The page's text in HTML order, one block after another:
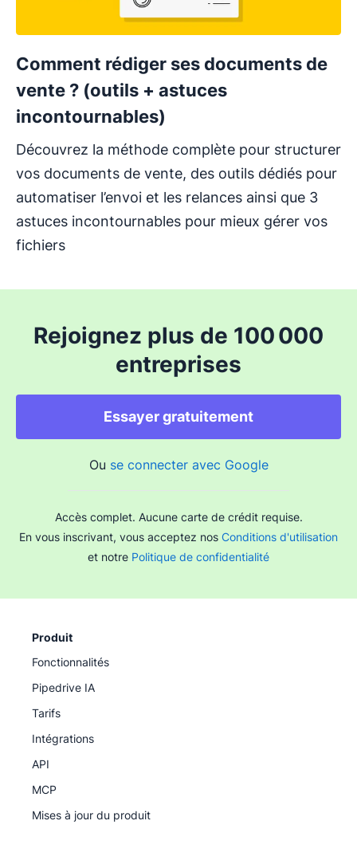
Comment rédiger ses documents de
vente ? (outils + astuces
incontournables)
Découvrez la méthode complète pour structurer
vos documents de vente, des outils dédiés pour
automatiser l’envoi et les relances ainsi que 3
astuces incontournables pour mieux gérer vos
fichiers
Rejoignez plus de 100 000
entreprises
Essayer gratuitement
Ou se connecter avec Google
Accès complet. Aucune carte de crédit requise.
En vous inscrivant, vous acceptez nos Conditions d'utilisation
et notre Politique de confidentialité
Produit
Fonctionnalités
Pipedrive IA
Tarifs
Intégrations
API
MCP
Mises à jour du produit